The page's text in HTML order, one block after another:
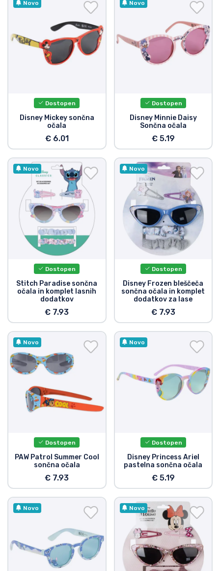
Novo
Dostopen
Disney Mickey sončna
očala
€ 6.01
Novo
Dostopen
Disney Minnie Daisy
Sončna očala
€ 5.19
Novo
Dostopen
Stitch Paradise sončna
očala in komplet lasnih
dodatkov
€ 7.93
Novo
Dostopen
Disney Frozen bleščeča
sončna očala in komplet
dodatkov za lase
€ 7.93
Novo
Dostopen
PAW Patrol Summer Cool
sončna očala
€ 7.93
Novo
Dostopen
Disney Princess Ariel
pastelna sončna očala
€ 5.19
Novo Novo